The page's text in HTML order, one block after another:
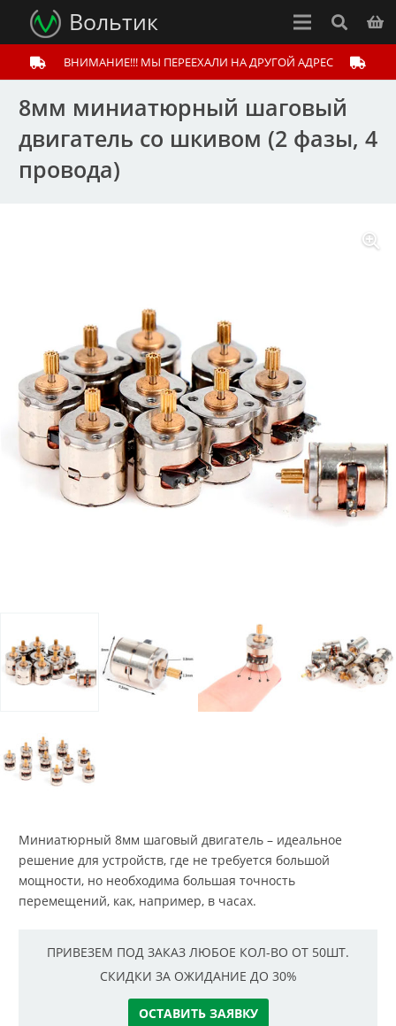
Вольтик
ВНИМАНИЕ!!! МЫ ПЕРЕЕХАЛИ НА ДРУГОЙ АДРЕС
8мм миниатюрный шаговый
двигатель со шкивом (2 фазы, 4
провода)
Миниатюрный 8мм шаговый двигатель – идеальное
решение для устройств, где не требуется большой
мощности, но необходима большая точность
перемещений, как, например, в часах.
ПРИВЕЗЕМ ПОД ЗАКАЗ ЛЮБОЕ КОЛ-ВО ОТ 50ШТ.
СКИДКИ ЗА ОЖИДАНИЕ ДО 30%
ОСТАВИТЬ ЗАЯВКУ